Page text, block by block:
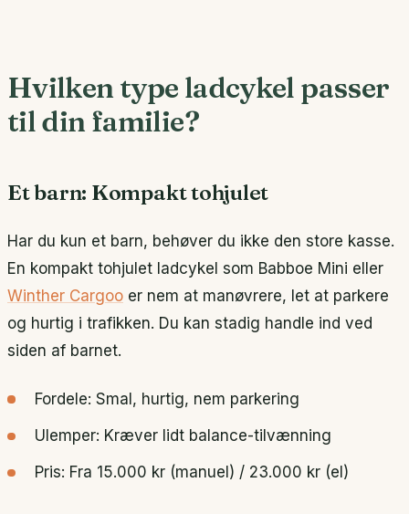
Hvilken type ladcykel passer
til din familie?
Et barn: Kompakt tohjulet
Har du kun et barn, behøver du ikke den store kasse.
En kompakt tohjulet ladcykel som Babboe Mini eller
Winther Cargoo er nem at manøvrere, let at parkere
og hurtig i trafikken. Du kan stadig handle ind ved
siden af barnet.
Fordele: Smal, hurtig, nem parkering
Ulemper: Kræver lidt balance-tilvænning
Pris: Fra 15.000 kr (manuel) / 23.000 kr (el)